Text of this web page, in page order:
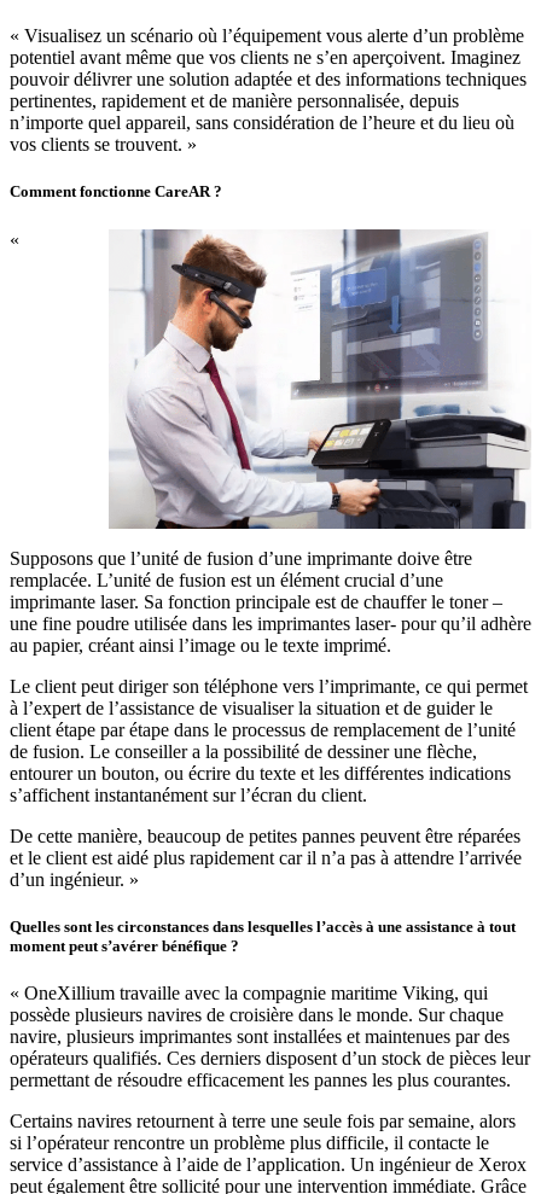
« Visualisez un scénario où l’équipement vous alerte d’un problème
potentiel avant même que vos clients ne s’en aperçoivent. Imaginez
pouvoir délivrer une solution adaptée et des informations techniques
pertinentes, rapidement et de manière personnalisée, depuis
n’importe quel appareil, sans considération de l’heure et du lieu où
vos clients se trouvent. »
Comment fonctionne CareAR ?
«
Supposons que l’unité de fusion d’une imprimante doive être
remplacée. L’unité de fusion est un élément crucial d’une
imprimante laser. Sa fonction principale est de chauffer le toner –
une fine poudre utilisée dans les imprimantes laser- pour qu’il adhère
au papier, créant ainsi l’image ou le texte imprimé.
Le client peut diriger son téléphone vers l’imprimante, ce qui permet
à l’expert de l’assistance de visualiser la situation et de guider le
client étape par étape dans le processus de remplacement de l’unité
de fusion. Le conseiller a la possibilité de dessiner une flèche,
entourer un bouton, ou écrire du texte et les différentes indications
s’affichent instantanément sur l’écran du client.
De cette manière, beaucoup de petites pannes peuvent être réparées
et le client est aidé plus rapidement car il n’a pas à attendre l’arrivée
d’un ingénieur. »
Quelles sont les circonstances dans lesquelles l’accès à une assistance à tout
moment peut s’avérer bénéfique ?
« OneXillium travaille avec la compagnie maritime Viking, qui
possède plusieurs navires de croisière dans le monde. Sur chaque
navire, plusieurs imprimantes sont installées et maintenues par des
opérateurs qualifiés. Ces derniers disposent d’un stock de pièces leur
permettant de résoudre efficacement les pannes les plus courantes.
Certains navires retournent à terre une seule fois par semaine, alors
si l’opérateur rencontre un problème plus difficile, il contacte le
service d’assistance à l’aide de l’application. Un ingénieur de Xerox
peut également être sollicité pour une intervention immédiate. Grâce